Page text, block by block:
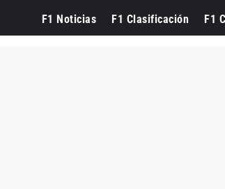
F1 Noticias F1 Clasificación F1